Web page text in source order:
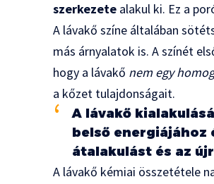
szerkezete alakul ki. Ez a
A lávakő színe általában
más árnyalatok is. A színét
hogy a lávakő nem egy
a kőzet tulajdonságait.
A lávakő
belső energiájához
átalakulást és az
A lávakő kémiai összetétele